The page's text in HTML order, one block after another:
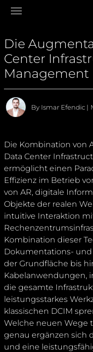
Skip to main content
Skip to page footer
Die
Center
Management
By Ismar Efendic |
Die Kombination von
Data Center
ermöglicht einen
Effizienz im Betrieb
von AR, digitale
Objekte der realen
intuitive Interaktion
Kombination dieser
Dokumentations-
der Grundfläche bis
Kabelanwendungen,
die gesamte
leistungsstarkes
klassischen DCIM
Welche neuen Wege
genau ergänzen sich
und eine